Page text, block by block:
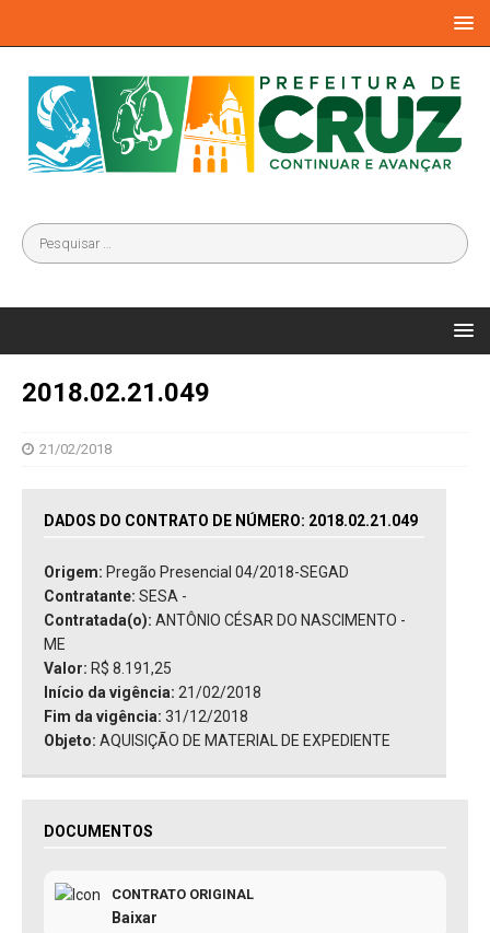
2018.02.21.049
21/02/2018
DADOS DO CONTRATO DE NÚMERO: 2018.02.21.049
Origem: Pregão Presencial 04/2018-SEGAD
Contratante: SESA -
Contratada(o): ANTÔNIO CÉSAR DO NASCIMENTO -
ME
Valor: R$ 8.191,25
Início da vigência: 21/02/2018
Fim da vigência: 31/12/2018
Objeto: AQUISIÇÃO DE MATERIAL DE EXPEDIENTE
DOCUMENTOS
CONTRATO ORIGINAL
Baixar